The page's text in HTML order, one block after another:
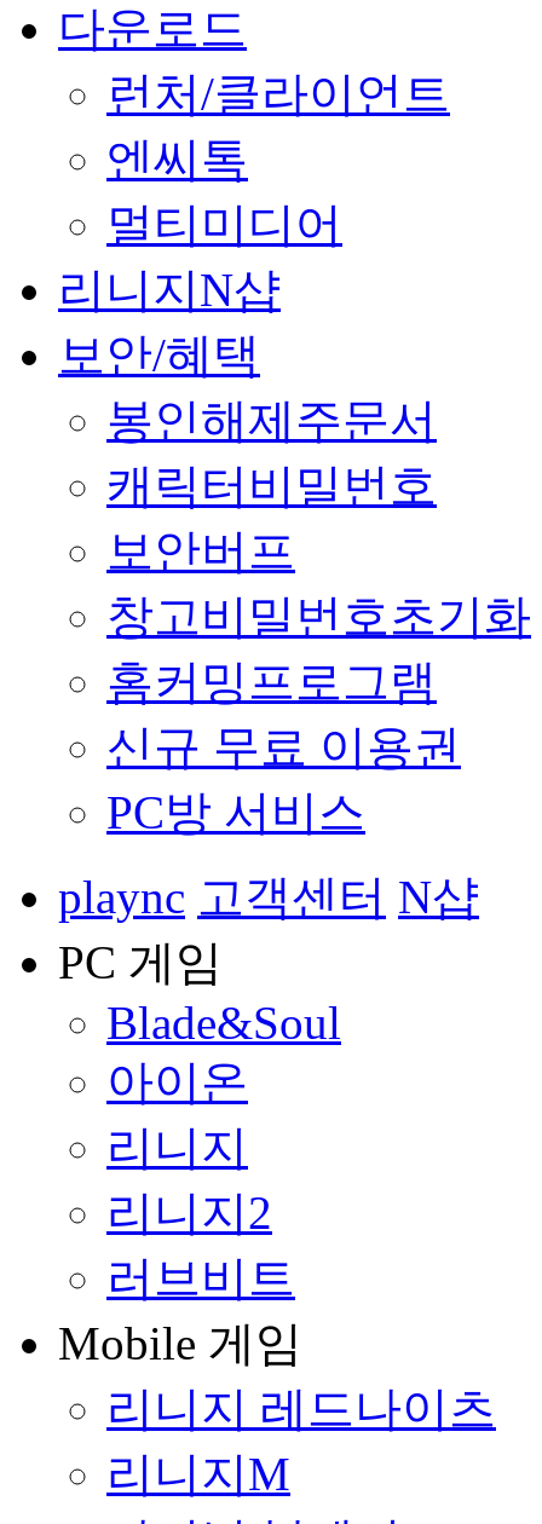
다운로드
런처/클라이언트
엔씨톡
멀티미디어
리니지N샵
보안/혜택
봉인해제주문서
캐릭터비밀번호
보안버프
창고비밀번호초기화
홈커밍프로그램
신규 무료 이용권
PC방 서비스
plaync 고객센터 N샵
PC 게임
Blade&Soul
아이온
리니지
리니지2
러브비트
Mobile 게임
리니지 레드나이츠
리니지M